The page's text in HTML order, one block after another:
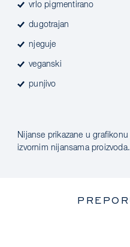
vrlo pigmentirano
dugotrajan
njeguje
veganski
punjivo
Nijanse prikazane u
izvornim nijansama proizvoda.